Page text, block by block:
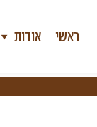
ראשי אודות